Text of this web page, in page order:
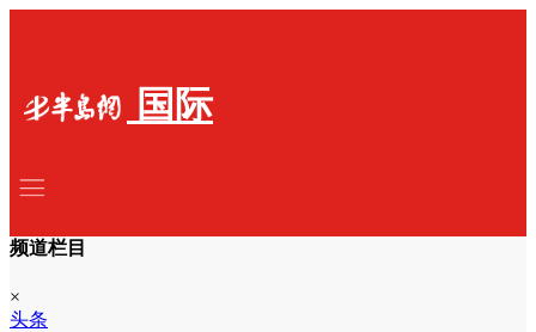
国际
频道栏目
×
头条